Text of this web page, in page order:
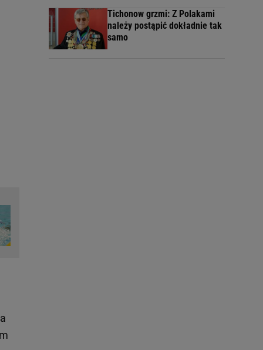
Tichonow grzmi: Z Polakami
należy postąpić dokładnie tak
samo